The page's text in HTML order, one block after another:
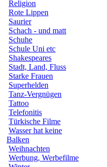
Religion
Rote Lippen
Saurier
Schach - und matt
Schuhe
Schule Uni etc
Shakespeares
Stadt, Land, Fluss
Starke Frauen
Superhelden
Tanz-Vergnügen
Tattoo
Telefonitis
Türkische Filme
Wasser hat keine
Balken
Weihnachten
Werbung, Werbefilme